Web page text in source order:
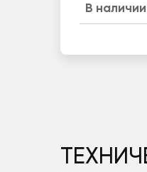
B наличии